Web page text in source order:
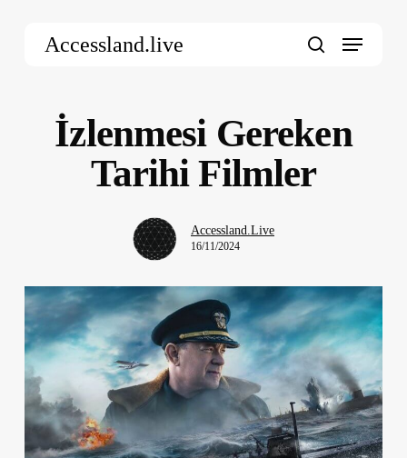
Accessland.live Menu
İzlenmesi Gereken
Tarihi Filmler
Accessland.Live
16/11/2024